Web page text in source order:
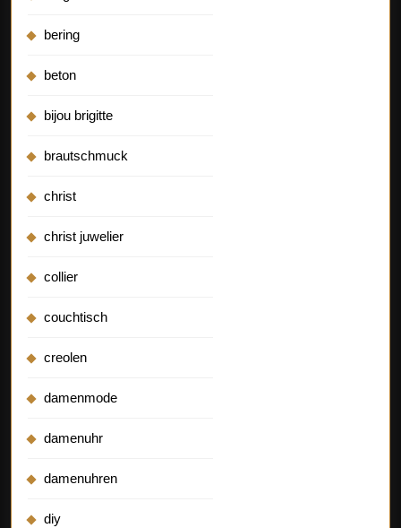
bering
beton
bijou brigitte
brautschmuck
christ
christ juwelier
collier
couchtisch
creolen
damenmode
damenuhr
damenuhren
diy